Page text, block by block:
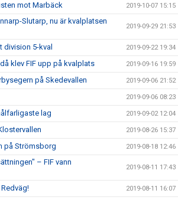
mot Marbäck 2019-10-07 15:15
Slutarp, nu är kvalplatsen
2019-09-29 21:53
division 5-kval 2019-09-22 19:34
klev FIF upp på kvalplats 2019-09-16 19:59
på Skedevallen 2019-09-06 21:52
2019-09-06 08:23
lag 2019-09-02 12:04
2019-08-26 15:37
på Strömsborg 2019-08-18 12:46
– FIF vann
2019-08-11 17:43
2019-08-11 16:07